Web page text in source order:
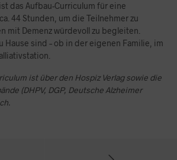
das Aufbau-Curriculum für eine
44 Stunden, um die Teilnehmer zu
mit Demenz würdevoll zu begleiten.
Hause sind – ob in der eigenen Familie, im
ist über den Hospiz Verlag sowie die
(DHPV, DGP, Deutsche Alzheimer